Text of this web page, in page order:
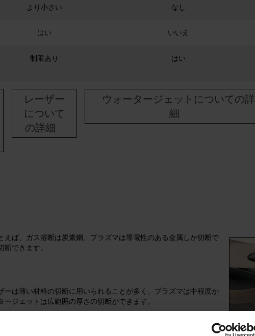
より小さい なし
はい いいえ
制限あり はい
レーザー
について
の詳細
ウォータージェットについての詳
細
ば、ガス溶断は炭素鋼、プラズマは導電性のある金属しか切断で
できます。
は薄い材料の切断に用いられることが多く、プラズマは中程度か
ジェットは広範囲の厚さの切断ができます。